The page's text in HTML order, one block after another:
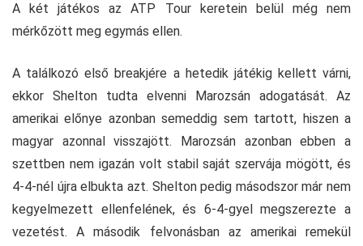
A két játékos az ATP Tour keretein belül még nem
mérkőzött meg egymás ellen.
A találkozó első breakjére a hetedik játékig kellett várni,
ekkor Shelton tudta elvenni Marozsán adogatását. Az
amerikai előnye azonban semeddig sem tartott, hiszen a
magyar azonnal visszajött. Marozsán azonban ebben a
szettben nem igazán volt stabil saját szervája mögött, és
4-4-nél újra elbukta azt. Shelton pedig másodszor már nem
kegyelmezett ellenfelének, és 6-4-gyel megszerezte a
vezetést. A második felvonásban az amerikai remekül